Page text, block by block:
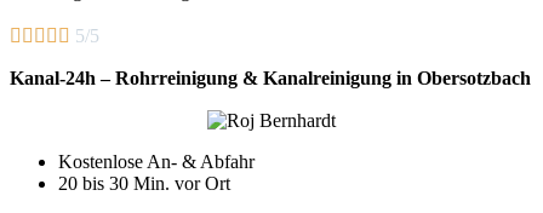
     5/5
Kanal-24h – Rohrreinigung & Kanalreinigung in Obersotzbach
Kostenlose An- & Abfahr
20 bis 30 Min. vor Ort